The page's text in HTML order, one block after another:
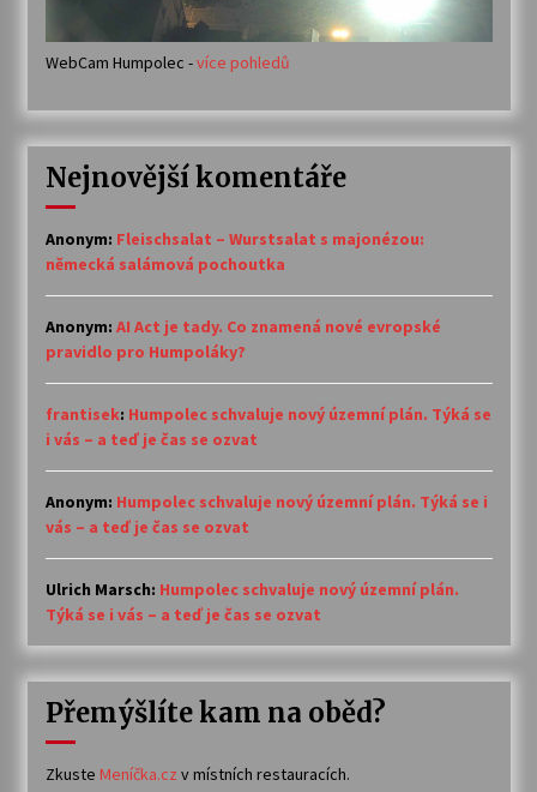
WebCam Humpolec -více pohledů
Nejnovější komentáře
Anonym: Fleischsalat – Wurstsalat s majonézou:
německá salámová pochoutka
Anonym: AI Act je tady. Co znamená nové evropské
pravidlo pro Humpoláky?
frantisek: Humpolec schvaluje nový územní plán. Týká se
i vás – a teď je čas se ozvat
Anonym: Humpolec schvaluje nový územní plán. Týká se i
vás – a teď je čas se ozvat
Ulrich Marsch: Humpolec schvaluje nový územní plán.
Týká se i vás – a teď je čas se ozvat
Přemýšlíte kam na oběd?
Zkuste Meníčka.cz v místních restauracích.